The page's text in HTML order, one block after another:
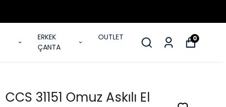
ERKEK
ÇANTA
OUTLET 0
CCS 31151 Omuz Askılı El